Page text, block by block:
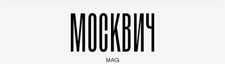
МОСКВИЧ
MAG